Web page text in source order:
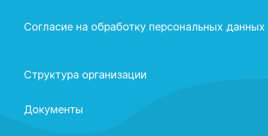
Согласие на обработку персональных данных
Структура организации
Документы